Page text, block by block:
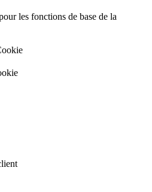
les fonctions de base de la